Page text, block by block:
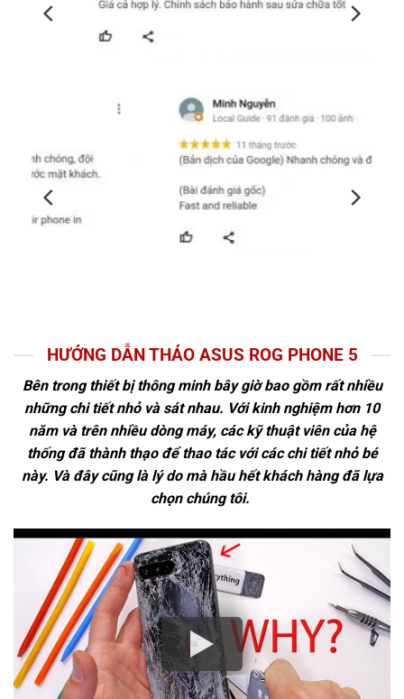
HƯỚNG DẪN THÁO ASUS ROG PHONE 5
Bên trong thiết bị thông minh bây giờ bao gồm rất nhiều
những chi tiết nhỏ và sát nhau. Với kinh nghiệm hơn 10
năm và trên nhiều dòng máy, các kỹ thuật viên của hệ
thống đã thành thạo để thao tác với các chi tiết nhỏ bé
này. Và đây cũng là lý do mà hầu hết khách hàng đã lựa
chọn chúng tôi.